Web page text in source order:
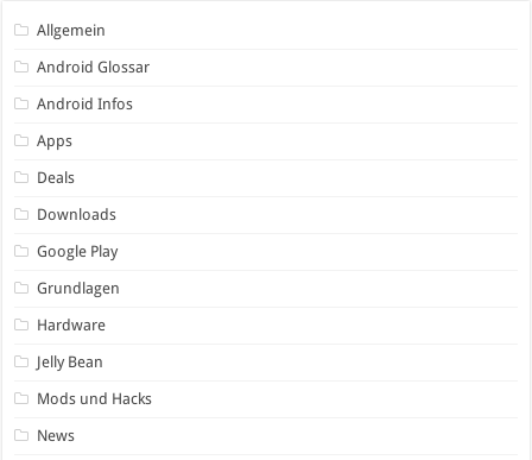
Allgemein
Android Glossar
Android Infos
Apps
Deals
Downloads
Google Play
Grundlagen
Hardware
Jelly Bean
Mods und Hacks
News